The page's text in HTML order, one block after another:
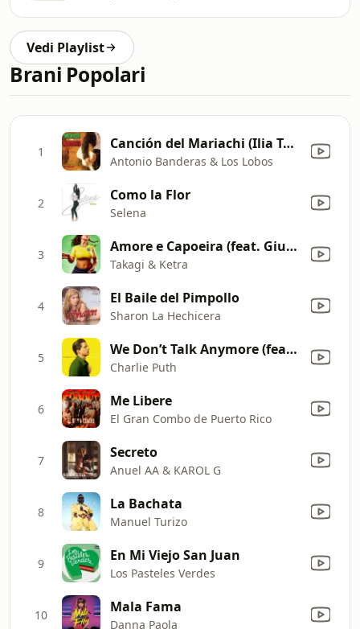
Vedi Playlist
Brani Popolari
1 Canción del Mariachi (Ilia Topuria "El Matador" Anthem)
Antonio Banderas & Los Lobos
2 Como la Flor
Selena
3 Amore e Capoeira (feat. Giusy Ferreri & Sean Kingston)
Takagi & Ketra
4 El Baile del Pimpollo
Sharon La Hechicera
5 We Don’t Talk Anymore (feat. Selena Gomez)
Charlie Puth
6 Me Libere
El Gran Combo de Puerto Rico
7 Secreto
Anuel AA & KAROL G
8 La Bachata
Manuel Turizo
9 En Mi Viejo San Juan
Los Pasteles Verdes
10 Mala Fama
Danna Paola